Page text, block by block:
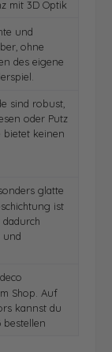
mit 3D Optik
und
ohne
des eigene
sind robust,
oder Putz
bietet keinen
glatte
ist
und
Shop. Auf
kannst du
bestellen